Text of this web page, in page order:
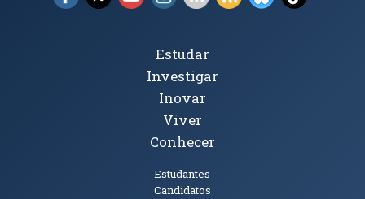
Tópicos Principais
Estudar
Investigar
Inovar
Viver
Conhecer
Estudantes
Candidatos